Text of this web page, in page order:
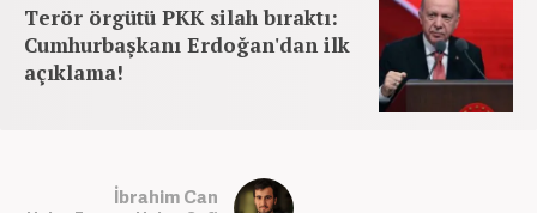
Terör örgütü PKK silah bıraktı:
Cumhurbaşkanı Erdoğan'dan ilk
açıklama!
İbrahim Can